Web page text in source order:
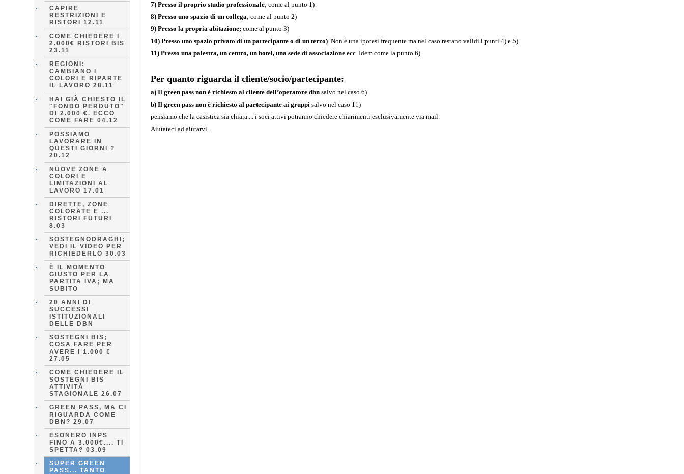
CAPIRE
RESTRIZIONI E
RISTORI 12.11
COME CHIEDERE I
2.000€ RISTORI BIS
23.11
REGIONI:
CAMBIANO I
COLORI E RIPARTE
IL LAVORO 28.11
HAI GIÀ CHIESTO IL
"FONDO PERDUTO"
DI 2.000 €. ECCO
COME FARE 04.12
POSSIAMO
LAVORARE IN
QUESTI GIORNI ?
20.12
NUOVE ZONE A
COLORI E
LIMITAZIONI AL
LAVORO 17.01
DIRETTE, ZONE
COLORATE E ...
RISTORI FUTURI
8.03
SOSTEGNODRAGHI;
VEDI IL VIDEO PER
RICHIEDERLO 30.03
È IL MOMENTO
GIUSTO PER LA
PARTITA IVA; MA
SUBITO
20 ANNI DI
SUCCESSI
ISTITUZIONALI
DELLE DBN
SOSTEGNI BIS;
COSA FARE PER
AVERE I 1.000 €
27.05
COME CHIEDERE IL
SOSTEGNI BIS
ATTIVITÀ
STAGIONALE 26.07
GREEN PASS, MA CI
RIGUARDA COME
DBN? 29.07
ESONERO INPS
FINO A 3.000€.... TI
SPETTA? 03.09
SUPER GREEN
PASS... TANTO
7) Presso il proprio studio professionale; come al punto 1)
8) Presso uno spazio di un collega; come al punto 2)
9) Presso la propria abitazione; come al punto 3)
10) Presso uno spazio privato di un partecipante o di un terzo). Non è una ipotesi frequente ma nel caso restano validi i punti 4) e 5)
11) Presso una palestra, un centro, un hotel, una sede di associazione ecc. Idem come la punto 6).
Per quanto riguarda il cliente/socio/partecipante:
a) Il green pass non è richiesto al cliente dell’operatore dbn salvo nel caso 6)
b) Il green pass non è richiesto al partecipante ai gruppi salvo nel caso 11)
pensiamo che la casistica sia chiara.... i soci attivi potranno chiedere chiarimenti esclusivamente via mail.
Aiutateci ad aiutarvi.